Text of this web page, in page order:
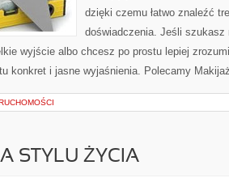
dzięki czemu łatwo znaleźć
doświadczenia. Jeśli szukasz
wyjście albo chcesz po prostu lepiej
konkret i jasne wyjaśnienia. Polecamy
STYLU ŻYCIA